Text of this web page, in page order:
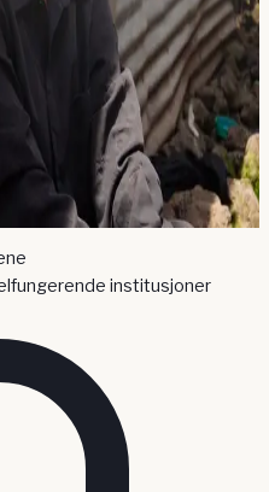
institusjoner